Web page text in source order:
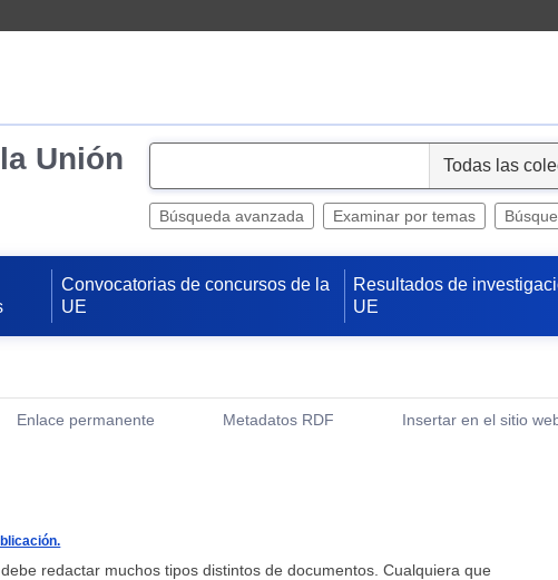
Unión
e
Búsqueda avanzada Examinar por temas
Convocatorias de concursos de la
UE
Resultados de
UE
Enlace permanente
Metadatos RDF
Insertar en el sitio
redactar muchos tipos distintos de documentos. Cualquiera que